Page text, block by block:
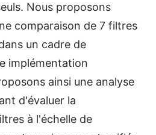
Nous proposons
comparaison de 7 filtres
un cadre de
implémentation
ainsi une analyse
d'évaluer la
à l'échelle de